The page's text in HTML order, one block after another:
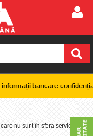
confidențiale,
nu sunt în sfera serviciului